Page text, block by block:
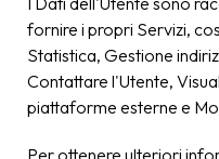
fornire i propri Servizi,
Statistica, Gestione
Contattare l'Utente,
piattaforme esterne e
Per ottenere ulteriori